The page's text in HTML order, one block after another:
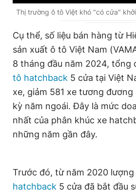
Hotline Liên hệ
Đặt báo Quảng cáo RSS
Phó tổng biên tập thường trực: Hải
Phó tổng biên tập: Lâm Hiếu Dũng
Phó tổng biên tập: Trần Việt Hưng
Tổng thư ký tòa soạn: Đức Trung
Giấy phép xuất bản số 110/GP - BTTTT
© 2003-2026 Bản quyền thuộc về Báo
chép dưới mọi hình thức nếu không có
u
r
e
n
T
u
a
t
Thị trường ô tô Việt khó "có cửa"
Cụ thể, số liệu bán hàng từ
sản xuất ô tô Việt Nam
8 tháng đầu năm 2024, tổng
tô hatchback 5 cửa tại Việt
xe, giảm 581 xe tương
kỳ năm ngoái. Đây là mức
nhất của phân khúc xe
những năm gần đây.
Trước đó, từ năm 2020 lượng
hatchback 5 cửa đã bắt đầu